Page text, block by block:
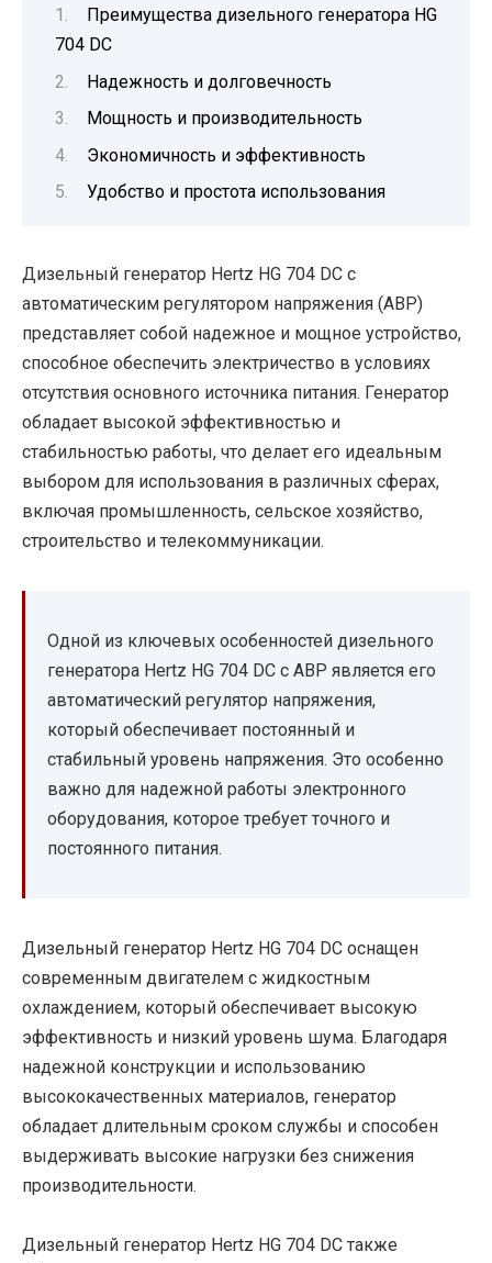
Преимущества дизельного генератора HG
704 DC
Надежность и долговечность
Мощность и производительность
Экономичность и эффективность
Удобство и простота использования
Дизельный генератор Hertz HG 704 DC с
автоматическим регулятором напряжения (АВР)
представляет собой надежное и мощное устройство,
способное обеспечить электричество в условиях
отсутствия основного источника питания. Генератор
обладает высокой эффективностью и
стабильностью работы, что делает его идеальным
выбором для использования в различных сферах,
включая промышленность, сельское хозяйство,
строительство и телекоммуникации.
Одной из ключевых особенностей дизельного
генератора Hertz HG 704 DC с АВР является его
автоматический регулятор напряжения,
который обеспечивает постоянный и
стабильный уровень напряжения. Это особенно
важно для надежной работы электронного
оборудования, которое требует точного и
постоянного питания.
Дизельный генератор Hertz HG 704 DC оснащен
современным двигателем с жидкостным
охлаждением, который обеспечивает высокую
эффективность и низкий уровень шума. Благодаря
надежной конструкции и использованию
высококачественных материалов, генератор
обладает длительным сроком службы и способен
выдерживать высокие нагрузки без снижения
производительности.
Дизельный генератор Hertz HG 704 DC также